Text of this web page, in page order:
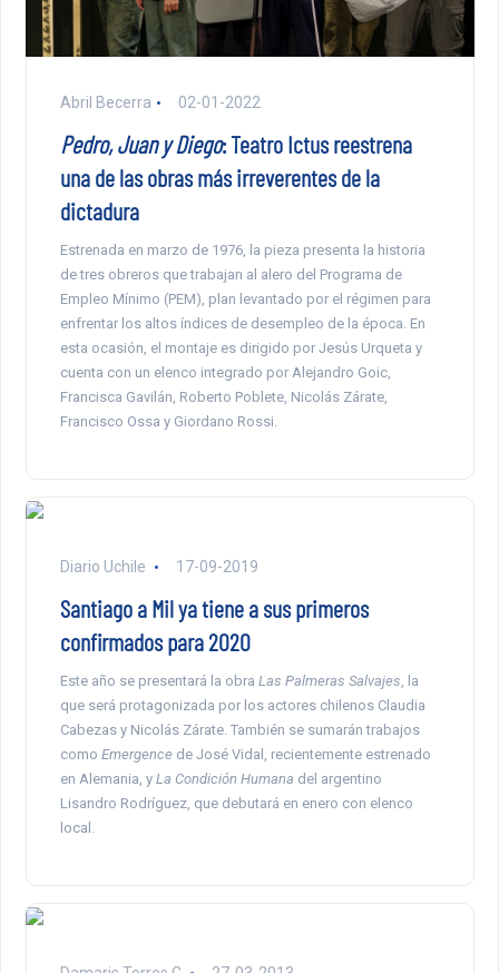
Abril Becerra 02-01-2022
Pedro, Juan y Diego: Teatro Ictus reestrena
una de las obras más irreverentes de la
dictadura
Estrenada en marzo de 1976, la pieza presenta la historia
de tres obreros que trabajan al alero del Programa de
Empleo Mínimo (PEM), plan levantado por el régimen para
enfrentar los altos índices de desempleo de la época. En
esta ocasión, el montaje es dirigido por Jesús Urqueta y
cuenta con un elenco integrado por Alejandro Goic,
Francisca Gavilán, Roberto Poblete, Nicolás Zárate,
Francisco Ossa y Giordano Rossi.
Diario Uchile 17-09-2019
Santiago a Mil ya tiene a sus primeros
confirmados para 2020
Este año se presentará la obra Las Palmeras Salvajes, la
que será protagonizada por los actores chilenos Claudia
Cabezas y Nicolás Zárate. También se sumarán trabajos
como Emergence de José Vidal, recientemente estrenado
en Alemania, y La Condición Humana del argentino
Lisandro Rodríguez, que debutará en enero con elenco
local.